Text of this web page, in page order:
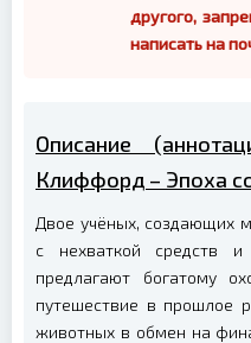
другого,
написать на
Описание
Клиффорд – Эпоха
Двое учёных, создающих
с нехваткой средств
предлагают богатому
путешествие в прошлое
животных в обмен на